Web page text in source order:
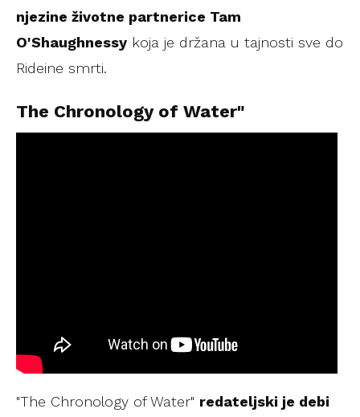
njezine životne partnerice Tam
O'Shaughnessy koja je držana u tajnosti sve do
Rideine smrti.
The Chronology of Water"
"The Chronology of Water" redateljski je debi